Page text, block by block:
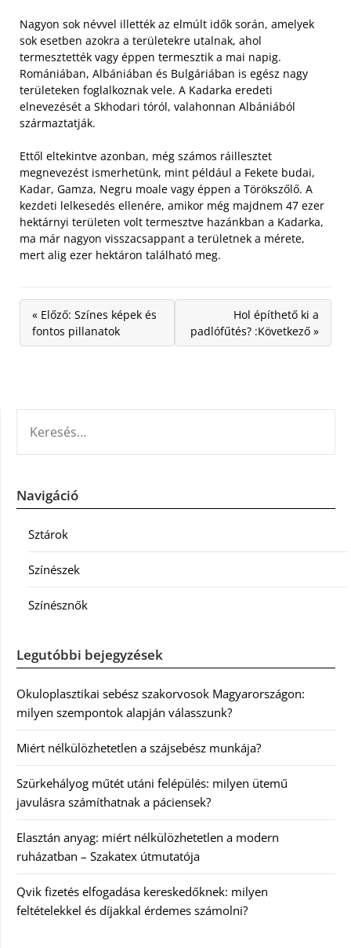
Nagyon sok névvel illették az elmúlt idők során, amelyek
sok esetben azokra a területekre utalnak, ahol
termesztették vagy éppen termesztik a mai napig.
Romániában, Albániában és Bulgáriában is egész nagy
területeken foglalkoznak vele. A Kadarka eredeti
elnevezését a Skhodari tóról, valahonnan Albániából
származtatják.
Ettől eltekintve azonban, még számos ráillesztet
megnevezést ismerhetünk, mint például a Fekete budai,
Kadar, Gamza, Negru moale vagy éppen a Törökszőlő. A
kezdeti lelkesedés ellenére, amikor még majdnem 47 ezer
hektárnyi területen volt termesztve hazánkban a Kadarka,
ma már nagyon visszacsappant a területnek a mérete,
mert alig ezer hektáron található meg.
« Előző: Színes képek és
fontos pillanatok
Hol építhető ki a
padlófűtés? :Következő »
Navigáció
Sztárok
Színészek
Színésznők
Legutóbbi bejegyzések
Okuloplasztikai sebész szakorvosok Magyarországon:
milyen szempontok alapján válasszunk?
Miért nélkülözhetetlen a szájsebész munkája?
Szürkehályog műtét utáni felépülés: milyen ütemű
javulásra számíthatnak a páciensek?
Elasztán anyag: miért nélkülözhetetlen a modern
ruházatban – Szakatex útmutatója
Qvik fizetés elfogadása kereskedőknek: milyen
feltételekkel és díjakkal érdemes számolni?